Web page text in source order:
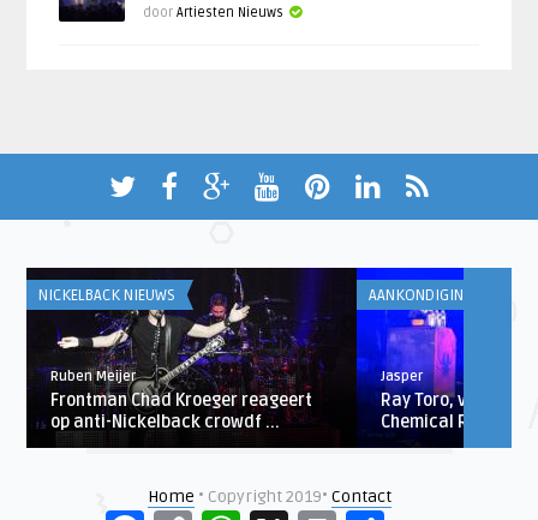
doorArtiesten Nieuws
NICKELBACK NIEUWS
Ruben Meijer
Frontman Chad Kroeger reageert
op anti-Nickelback crowdf ...
AANKONDIGINGEN
Jasper
Ray Toro,
Chemical
Home • Copyright 2019• Contact